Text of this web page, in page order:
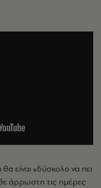
είναι «δύσκολο να πει
άρρωστη τις ημέρες